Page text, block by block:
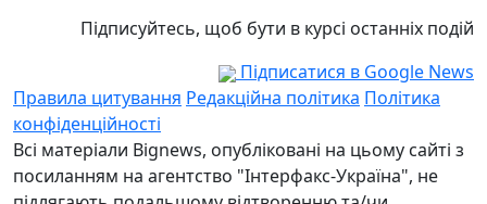
Підписуйтесь, щоб бути в курсі останніх подій
Підписатися в Google News
Правила цитування Редакційна політика Політика
конфіденційності
Всі матеріали Bignews, опубліковані на цьому сайті з
посиланням на агентство "Інтерфакс-Україна", не